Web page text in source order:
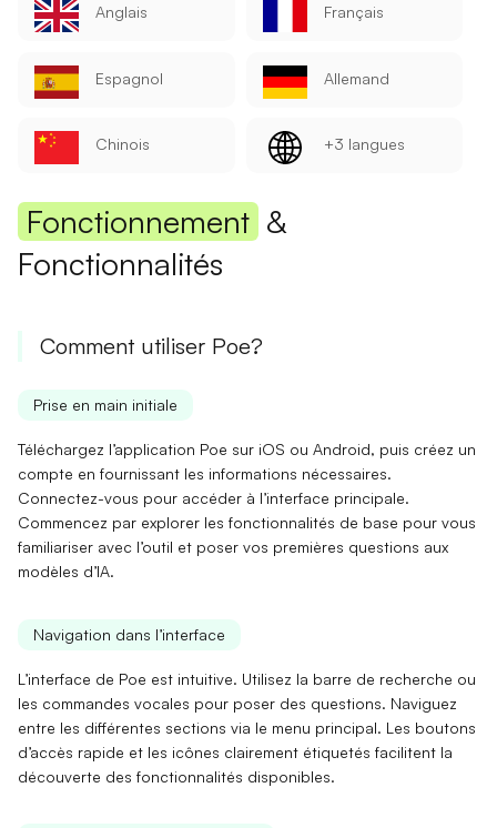
Anglais Français
Espagnol Allemand
Chinois +3 langues
Fonctionnement &
Fonctionnalités
Comment utiliser Poe?
Prise en main initiale
Téléchargez l’application Poe sur iOS ouAndroid, puis créez un
compte en fournissant les informations nécessaires.
Connectez-vous pour accéder à l’interface principale.
Commencez par explorer les fonctionnalités de base pour vous
familiariser avec l’outil et poser vos premières questions aux
modèles d’IA.
Navigation dans l’interface
L’interface de Poe est intuitive. Utilisez la barre de recherche ou
les commandes vocales pour poser des questions. Naviguez
entre les différentes sections via le menu principal. Les boutons
d’accès rapide et les icônes clairement étiquetés facilitent la
découverte des fonctionnalités disponibles.